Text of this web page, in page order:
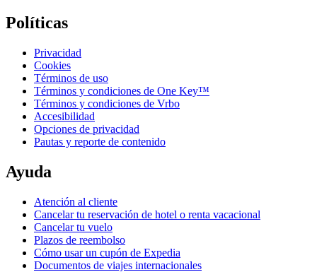
Políticas
Privacidad
Cookies
Términos de uso
Términos y condiciones de One Key™
Términos y condiciones de Vrbo
Accesibilidad
Opciones de privacidad
Pautas y reporte de contenido
Ayuda
Atención al cliente
Cancelar tu reservación de hotel o renta vacacional
Cancelar tu vuelo
Plazos de reembolso
Cómo usar un cupón de Expedia
Documentos de viajes internacionales